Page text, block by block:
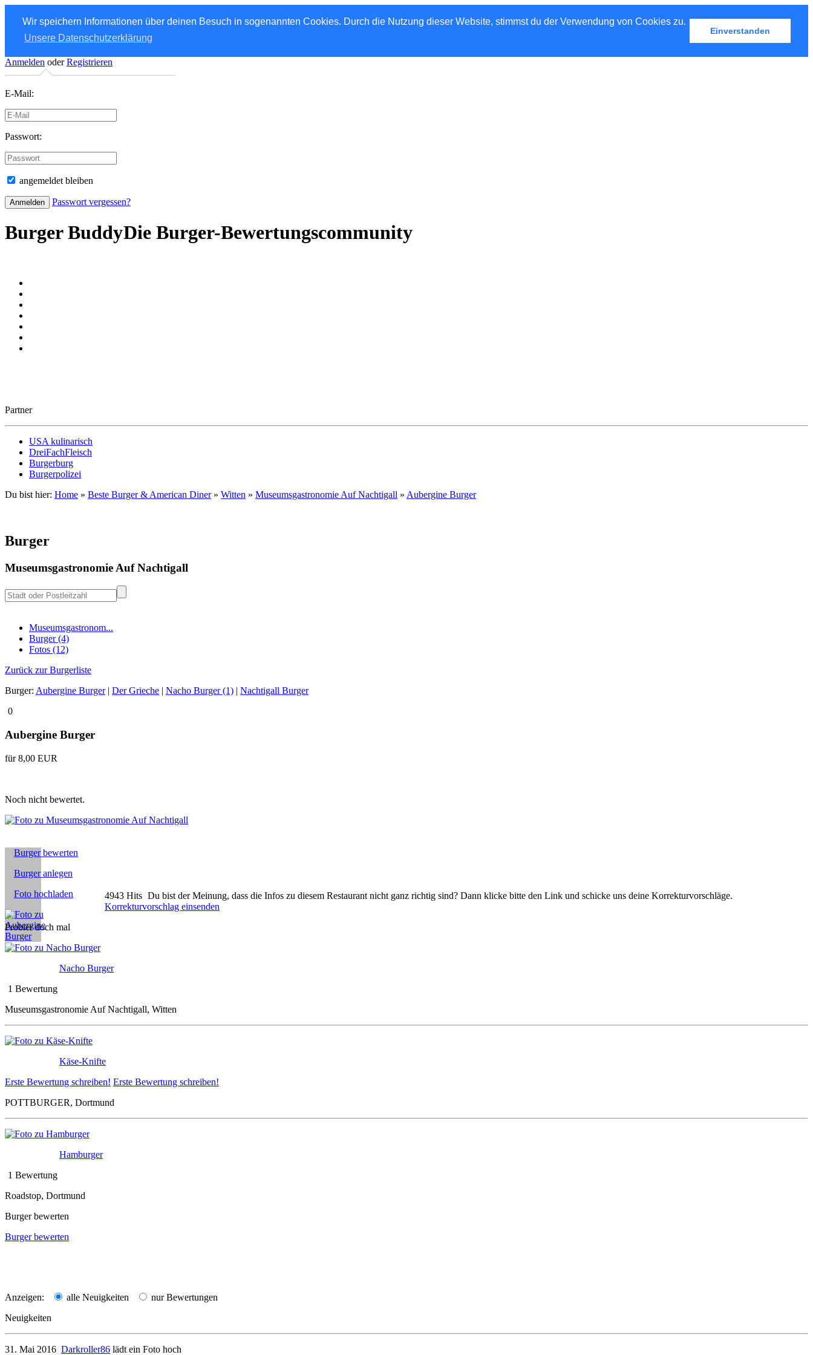
Wir speichern Informationen über deinen Besuch in sogenannten Cookies. Durch die Nutzung dieser Website, stimmst du der Verwendung von Cookies zu.
Unsere Datenschutzerklärung
Einverstanden
Anmelden oder Registrieren
E-Mail:
Passwort:
angemeldet bleiben
Passwort vergessen?
Burger BuddyDie Burger-Bewertungscommunity
Partner
USA kulinarisch
DreiFachFleisch
Burgerburg
Burgerpolizei
Du bist hier: Home » Beste Burger & American Diner» Witten » Museumsgastronomie Auf Nachtigall » Aubergine Burger
Burger
Museumsgastronomie Auf Nachtigall
Museumsgastronom...
Burger (4)
Fotos (12)
Zurück zur Burgerliste
Burger: Aubergine Burger | Der Grieche | Nacho Burger (1) | Nachtigall Burger
0
Aubergine Burger
für 8,00 EUR
Noch nicht bewertet.
Burger bewerten
Burger anlegen
Foto hochladen
4943 Hits Du bist der Meinung, dass die Infos zu diesem Restaurant nicht ganz richtig sind? Dann klicke bitte den Link und schicke uns deine Korrekturvorschläge.
Korrekturvorschlag einsenden
Probier doch mal
Nacho Burger
1 Bewertung
Museumsgastronomie Auf Nachtigall, Witten
Käse-Knifte
Erste Bewertung schreiben! Erste Bewertung schreiben!
POTTBURGER, Dortmund
Hamburger
1 Bewertung
Roadstop, Dortmund
Burger bewerten
Burger bewerten
Anzeigen: alle Neuigkeiten
nur Bewertungen
Neuigkeiten
31. Mai 2016 Darkroller86 lädt ein Foto hoch